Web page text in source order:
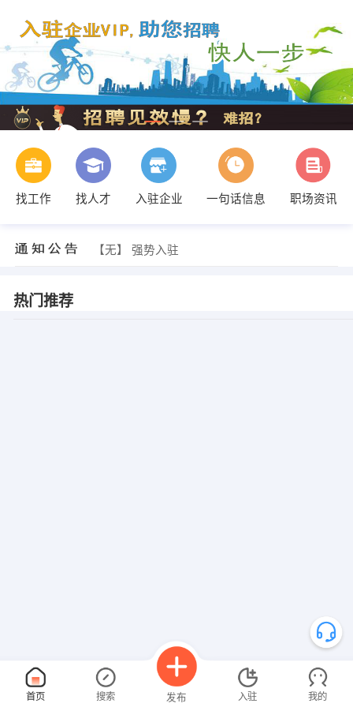
找工作 找人才 入驻企业 一句话信息
职场资讯
【无】 强势入驻
热门推荐
首页 搜索 发布 入驻 我的